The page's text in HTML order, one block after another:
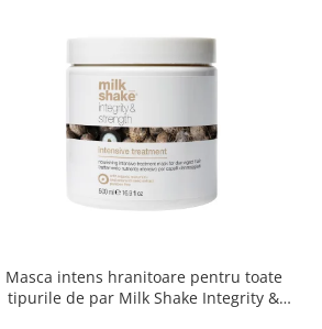
Masca intens hranitoare pentru toate
tipurile de par Milk Shake Integrity &